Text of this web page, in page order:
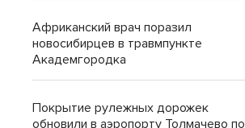
Африканский врач поразил
новосибирцев в травмпункте
Академгородка
Покрытие рулежных дорожек
обновили в аэропорту Толмачево по